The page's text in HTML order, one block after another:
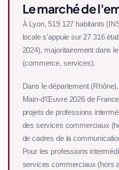
Le marché de
À Lyon, 519 127 habitants
locale s'appuie sur 27 316
2024), majoritairement dans
(commerce, services).
Dans le département
Main-d'Œuvre 2026 de
projets de professions
des services commerciaux
de cadres de la
Pour les professions
services commerciaux (hors